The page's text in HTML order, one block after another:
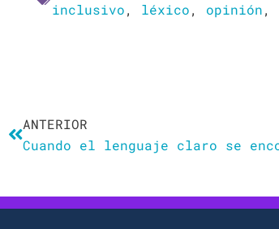
inclusivo, léxico, opinión,
ANTERIOR